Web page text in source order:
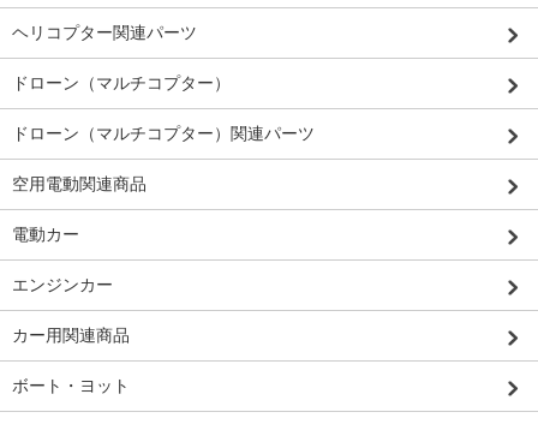
ヘリコプター関連パーツ
ドローン（マルチコプター）
ドローン（マルチコプター）関連パーツ
空用電動関連商品
電動カー
エンジンカー
カー用関連商品
ボート・ヨット